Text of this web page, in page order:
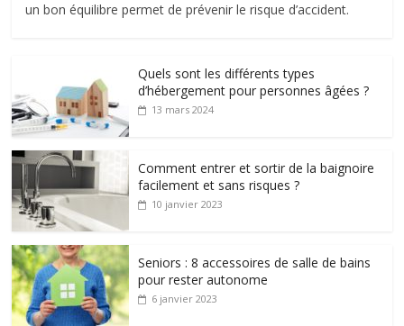
un bon équilibre permet de prévenir le risque d’accident.
Quels sont les différents types
d’hébergement pour personnes âgées ?
13 mars 2024
Comment entrer et sortir de la baignoire
facilement et sans risques ?
10 janvier 2023
Seniors : 8 accessoires de salle de bains
pour rester autonome
6 janvier 2023